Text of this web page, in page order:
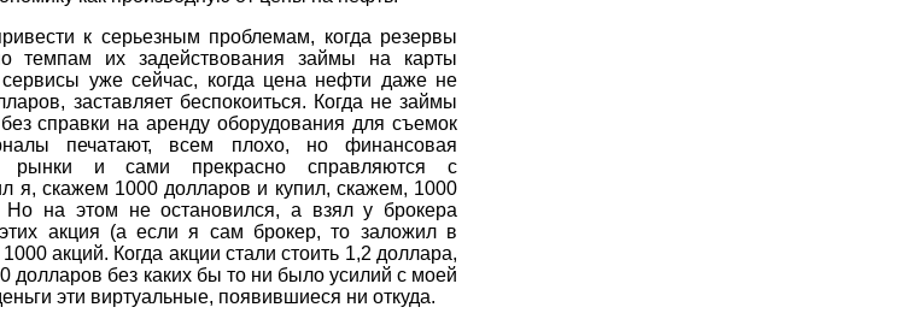
к серьезным проблемам, когда резервы
темпам их задействования займы на карты
уже сейчас, когда цена нефти даже не
заставляет беспокоиться. Когда не займы
справки на аренду оборудования для съемок
печатают, всем плохо, но финансовая
рынки и сами прекрасно справляются с
я, скажем 1000 долларов и купил, скажем, 1000
Но на этом не остановился, а взял у брокера
акция (а если я сам брокер, то заложил в
акций. Когда акции стали стоить 1,2 доллара,
долларов без каких бы то ни было усилий с моей
эти виртуальные, появившиеся ни откуда.